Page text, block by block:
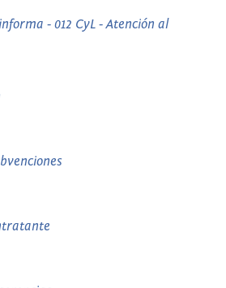
- 012 CyL - Atención al